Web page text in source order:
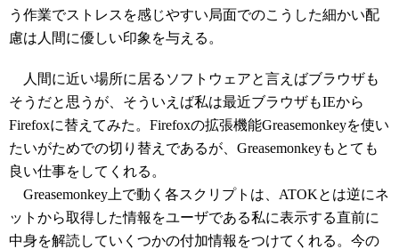
う作業でストレスを感じやすい局面でのこうした細かい配
慮は人間に優しい印象を与える。
人間に近い場所に居るソフトウェアと言えばブラウザも
そうだと思うが、そういえば私は最近ブラウザもIEから
Firefoxに替えてみた。Firefoxの拡張機能Greasemonkeyを使い
たいがためでの切り替えであるが、Greasemonkeyもとても
良い仕事をしてくれる。
Greasemonkey上で動く各スクリプトは、ATOKとは逆にネ
ットから取得した情報をユーザである私に表示する直前に
中身を解読していくつかの付加情報をつけてくれる。今の